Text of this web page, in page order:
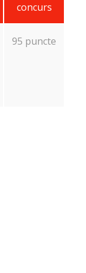
concurs
95 puncte